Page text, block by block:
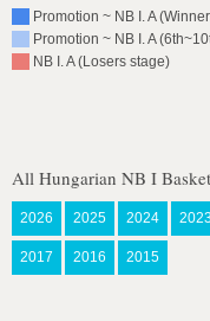
Promotion ~ NB I. A
Promotion ~ NB I. A
NB I. A (Losers stage)
All Hungarian NB I
2026 2025 2024
2017 2016 2015